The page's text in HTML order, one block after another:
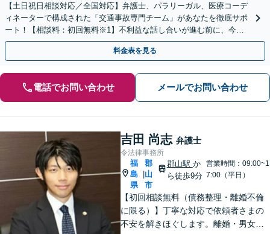
【土日祝日相談対応／全国対応】弁護士、パラリーガル、医療コーデ
ィネーターで構成された「交通事故専門チーム」があなたを徹底サポ
ート！【相談料：初回無料※1】不利益な話し合いが進む前に、今す
ぐ相談！
料金表を見る
電話でお問い合わせ メールでお問い合わせ
吉田 尚志 弁護士
令法律事務所
福
島
県
郡
山
市
郡山駅 か
ら徒歩9分
営業時間：09:00~1
7:00（平日）
【初回相談無料（債務整理・離婚不倫
に限る）】丁寧な対応で依頼者さまの
不安を解きほぐします。離婚・男女問